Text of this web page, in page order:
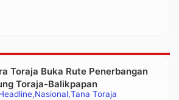
Nasional Tana Toraja
Toraja Buka Rute Penerbangan
Toraja-Balikpapan